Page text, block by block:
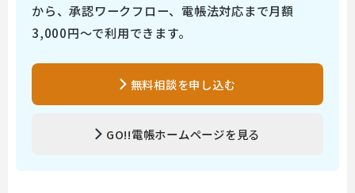
から、承認ワークフロー、電帳法対応まで月額
3,000円～で利用できます。
無料相談を申し込む
GO!!電帳ホームページを見る